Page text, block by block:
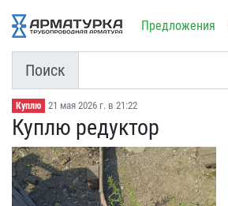
Предложения
Поиск
Куплю 21 мая 2026 г. в 21:22
Куплю редуктор